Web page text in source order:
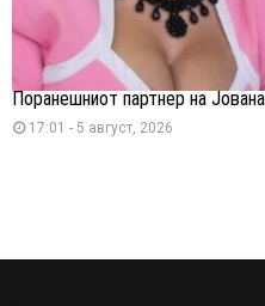
Поранешниот партнер на
17:01 - 5 август, 2026